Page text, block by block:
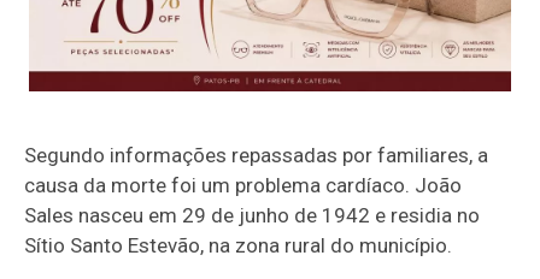
Segundo informações repassadas por familiares, a
causa da morte foi um problema cardíaco. João
Sales nasceu em 29 de junho de 1942 e residia no
Sítio Santo Estevão, na zona rural do município.